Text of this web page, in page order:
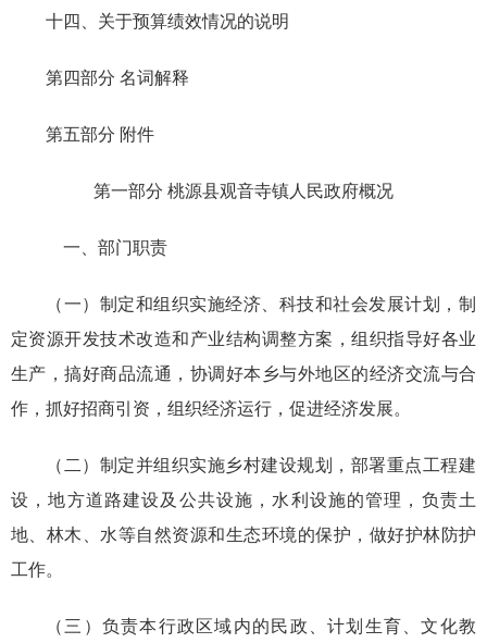
十四、关于预算绩效情况的说明
第四部分 名词解释
第五部分 附件
第一部分 桃源县观音寺镇人民政府概况
一、部门职责
（一）制定和组织实施经济、科技和社会发展计划，制
定资源开发技术改造和产业结构调整方案，组织指导好各业
生产，搞好商品流通，协调好本乡与外地区的经济交流与合
作，抓好招商引资，组织经济运行，促进经济发展。
（二）制定并组织实施乡村建设规划，部署重点工程建
设，地方道路建设及公共设施，水利设施的管理，负责土
地、林木、水等自然资源和生态环境的保护，做好护林防护
工作。
（三）负责本行政区域内的民政、计划生育、文化教